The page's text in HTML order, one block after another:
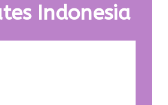
Indonesia